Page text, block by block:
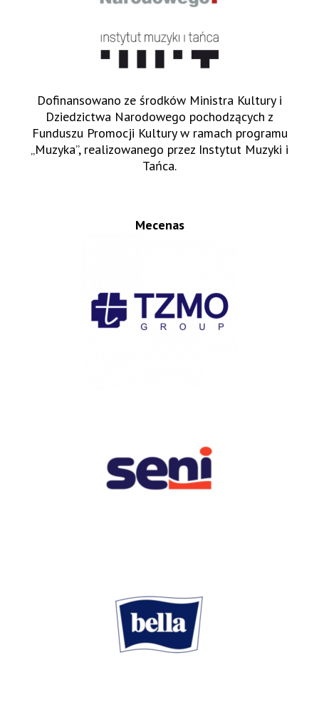
Dofinansowano ze środków Ministra Kultury i
Dziedzictwa Narodowego pochodzących z
Funduszu Promocji Kultury w ramach programu
„Muzyka”, realizowanego przez Instytut Muzyki i
Tańca.
Mecenas